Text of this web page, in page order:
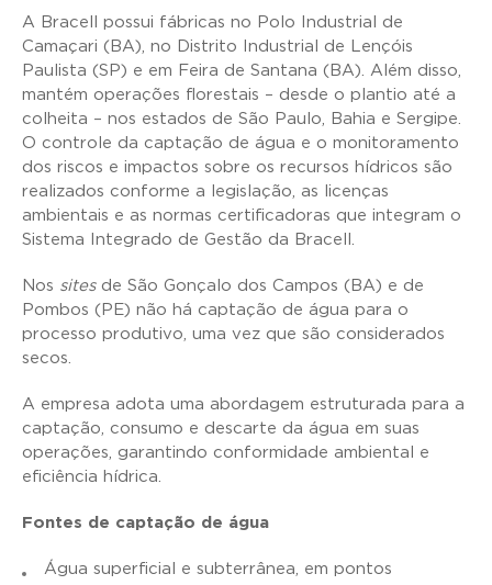
A Bracell possui fábricas no Polo Industrial de
Camaçari (BA), no Distrito Industrial de Lençóis
Paulista (SP) e em Feira de Santana (BA). Além disso,
mantém operações florestais – desde o plantio até a
colheita – nos estados de São Paulo, Bahia e Sergipe.
O controle da captação de água e o monitoramento
dos riscos e impactos sobre os recursos hídricos são
realizados conforme a legislação, as licenças
ambientais e as normas certificadoras que integram o
Sistema Integrado de Gestão da Bracell.
Nos sitesde São Gonçalo dos Campos (BA) e de
Pombos (PE) não há captação de água para o
processo produtivo, uma vez que são considerados
secos.
A empresa adota uma abordagem estruturada para a
captação, consumo e descarte da água em suas
operações, garantindo conformidade ambiental e
eficiência hídrica.
Fontes de captação de água
Água superficial e subterrânea, em pontos